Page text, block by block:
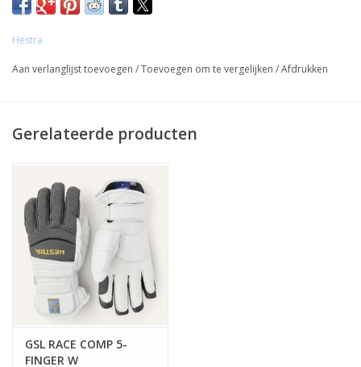
synthetische isolatie helpt je hand warm te houden.
Hestra
Aan verlanglijst toevoegen /Toevoegen om te vergelijken /Afdrukken
Gerelateerde producten
GSL RACE COMP 5-
FINGER W